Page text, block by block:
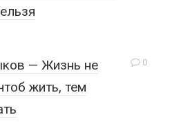
0
— Жизнь не
жить, тем